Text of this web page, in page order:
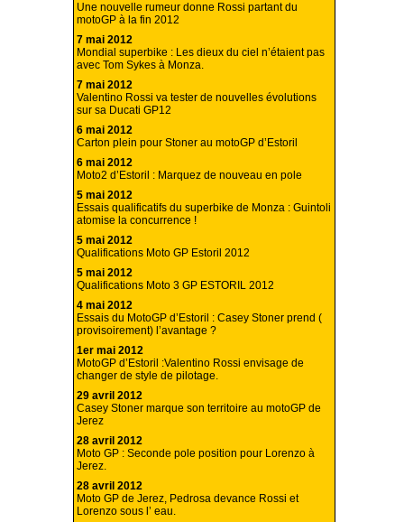
Une nouvelle rumeur donne Rossi partant du
motoGP à la fin 2012
7 mai 2012
Mondial superbike : Les dieux du ciel n’étaient pas
avec Tom Sykes à Monza.
7 mai 2012
Valentino Rossi va tester de nouvelles évolutions
sur sa Ducati GP12
6 mai 2012
Carton plein pour Stoner au motoGP d’Estoril
6 mai 2012
Moto2 d’Estoril : Marquez de nouveau en pole
5 mai 2012
Essais qualificatifs du superbike de Monza : Guintoli
atomise la concurrence !
5 mai 2012
Qualifications Moto GP Estoril 2012
5 mai 2012
Qualifications Moto 3 GP ESTORIL 2012
4 mai 2012
Essais du MotoGP d’Estoril : Casey Stoner prend (
provisoirement) l’avantage ?
1er mai 2012
MotoGP d’Estoril :Valentino Rossi envisage de
changer de style de pilotage.
29 avril 2012
Casey Stoner marque son territoire au motoGP de
Jerez
28 avril 2012
Moto GP : Seconde pole position pour Lorenzo à
Jerez.
28 avril 2012
Moto GP de Jerez, Pedrosa devance Rossi et
Lorenzo sous l’ eau.